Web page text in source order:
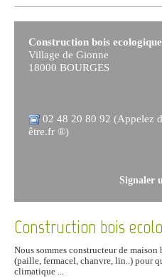
Construction bois
Village de Gionne
18000 BOURGES
02 48 20 80 92 (Appelez
être.fr ®)
Signaler
Construction bois
Nous sommes constructeur de
(paille, fermacel, chanvre, lin..) pour
climatique ...